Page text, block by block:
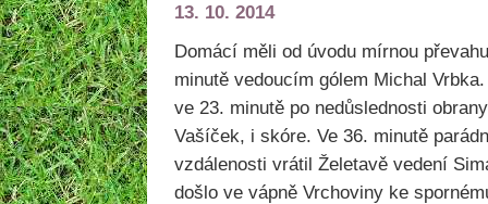
13. 10. 2014
Domácí měli od úvodu mírnou
minutě vedoucím gólem Michal
ve 23. minutě po nedůslednosti
Vašíček, i skóre. Ve 36. minutě
vzdálenosti vrátil Želetavě vedení
došlo ve vápně Vrchoviny ke